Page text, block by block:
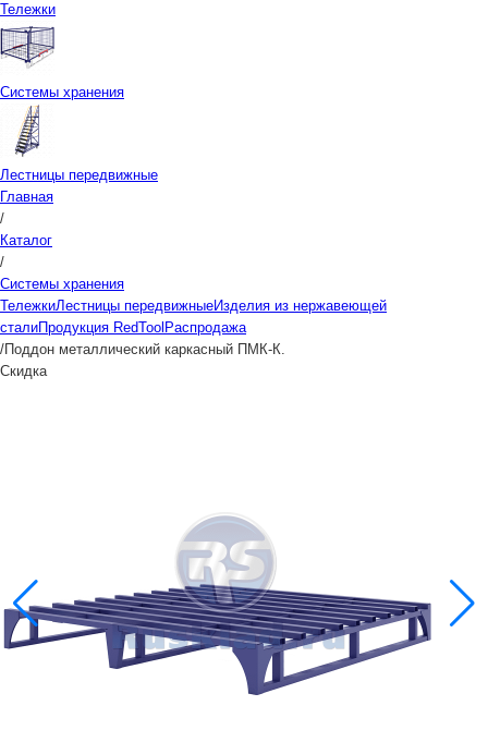
Тележки
Системы хранения
Лестницы передвижные
Главная
/
Каталог
/
Системы хранения
ТележкиЛестницы передвижныеИзделия из нержавеющей
сталиПродукция RedTool Распродажа
/Поддон металлический каркасный ПМК-К.
Скидка